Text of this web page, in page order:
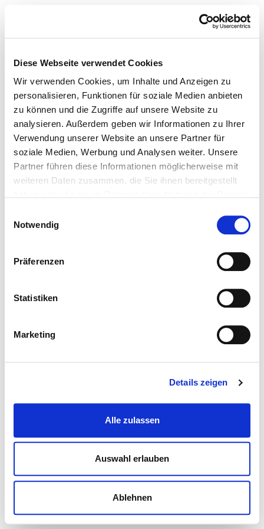
Diese Webseite verwendet Cookies
Wir verwenden Cookies, um Inhalte und Anzeigen zu
personalisieren, Funktionen für soziale Medien anbieten
zu können und die Zugriffe auf unsere Website zu
analysieren. Außerdem geben wir Informationen zu Ihrer
Verwendung unserer Website an unsere Partner für
soziale Medien, Werbung und Analysen weiter. Unsere
Partner führen diese Informationen möglicherweise mit
weiteren Daten zusammen, die Sie ihnen bereitgestellt
Notwendig
Präferenzen
Statistiken
Marketing
Details zeigen
Alle zulassen
Auswahl erlauben
Ablehnen